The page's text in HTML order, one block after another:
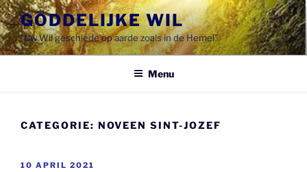
Spring
naar
de
inhoud
GODDELIJKE WIL
"Uw Wil geschiede op aarde zoals in de Hemel"
Menu
CATEGORIE: NOVEEN SINT-JOZEF
GEPLAATST
10 APRIL 2021